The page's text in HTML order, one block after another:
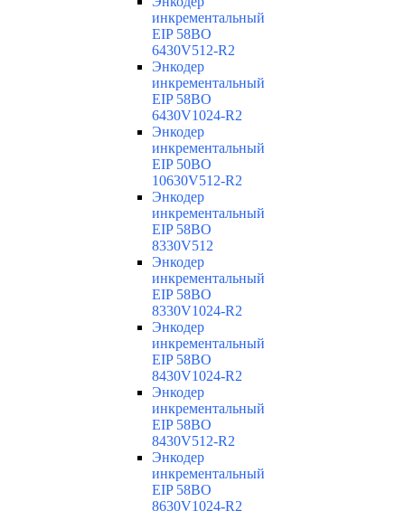
инкрементальный
EIP 58BO
6430V512-R2
Энкодер
инкрементальный
EIP 58BO
6430V1024-R2
Энкодер
инкрементальный
EIP 50BO
10630V512-R2
Энкодер
инкрементальный
EIP 58BO
8330V512
Энкодер
инкрементальный
EIP 58BO
8330V1024-R2
Энкодер
инкрементальный
EIP 58BO
8430V1024-R2
Энкодер
инкрементальный
EIP 58BO
8430V512-R2
Энкодер
инкрементальный
EIP 58BO
8630V1024-R2